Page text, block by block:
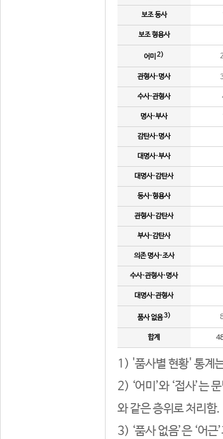
보조 동사
보조 형용사
어미 2)
관형사·명사
수사·관형사
명사·부사
감탄사·명사
대명사·부사
대명사·감탄사
동사·형용사
관형사·감탄사
부사·감탄사
의존 명사·조사
수사·관형사·명사
대명사·관형사
품사 없음3)
합계
1) '품사별 현황' 통계
2) ‘어미’와 ‘접사’는
와 같은 층위로 처리함.
3) ‘품사 없음’은 ‘어